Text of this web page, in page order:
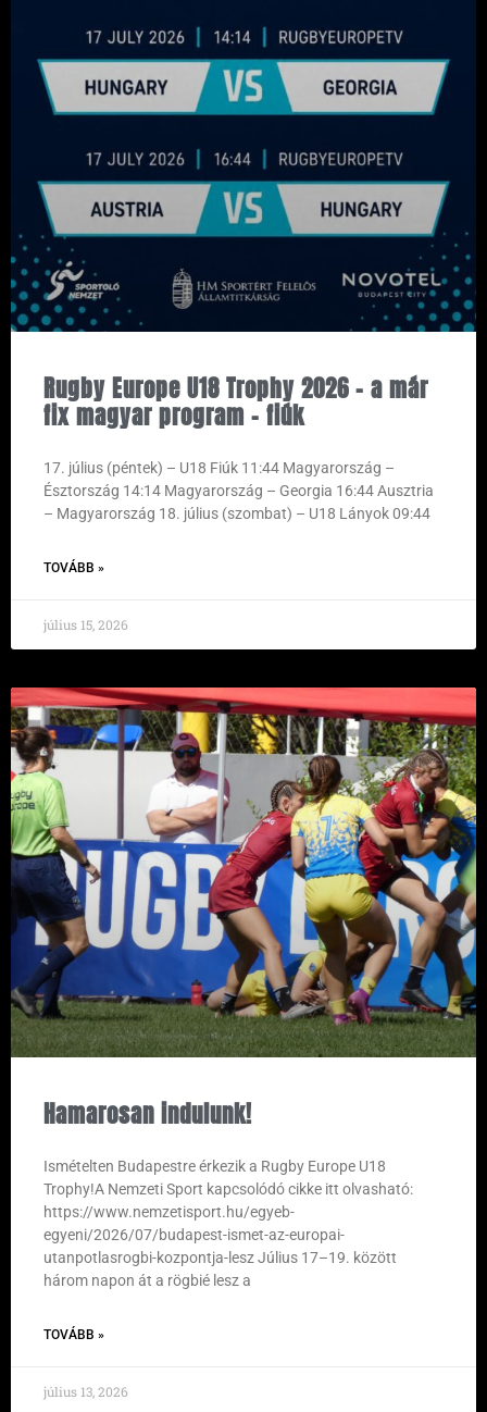
Rugby Europe U18 Trophy 2026 – a már
fix magyar program – fiúk
17. július (péntek) – U18 Fiúk 11:44 Magyarország –
Észtország 14:14 Magyarország – Georgia 16:44 Ausztria
– Magyarország 18. július (szombat) – U18 Lányok 09:44
TOVÁBB »
július 15, 2026
Hamarosan indulunk!
Ismételten Budapestre érkezik a Rugby Europe U18
Trophy!A Nemzeti Sport kapcsolódó cikke itt olvasható:
https://www.nemzetisport.hu/egyeb-
egyeni/2026/07/budapest-ismet-az-europai-
utanpotlasrogbi-kozpontja-lesz Július 17–19. között
három napon át a rögbié lesz a
TOVÁBB »
július 13, 2026